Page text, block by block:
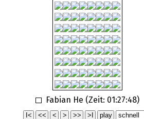
Fabian He (Zeit: 01:27:48)